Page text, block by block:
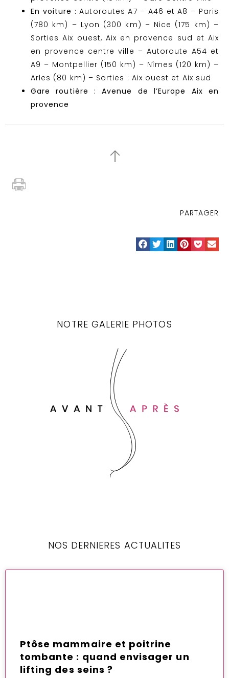
En voiture :Autoroutes A7 – A46 et A8 – Paris
(780 km) – Lyon (300 km) – Nice (175 km) –
Sorties Aix ouest, Aix en provence sud et Aix
en provence centre ville – Autoroute A54 et
A9 – Montpellier (150 km) – Nîmes (120 km) –
Arles (80 km) – Sorties : Aix ouest et Aix sud
Gare routière :Avenue de l’Europe Aix en
provence
PARTAGER
NOTRE GALERIE PHOTOS
NOS DERNIERES ACTUALITES
Ptôse mammaire et poitrine
tombante : quand envisager un
lifting des seins ?